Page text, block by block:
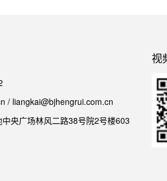
/ liangkai@bjhengrui.com.cn
央广场林风二路38号院2号楼603
视